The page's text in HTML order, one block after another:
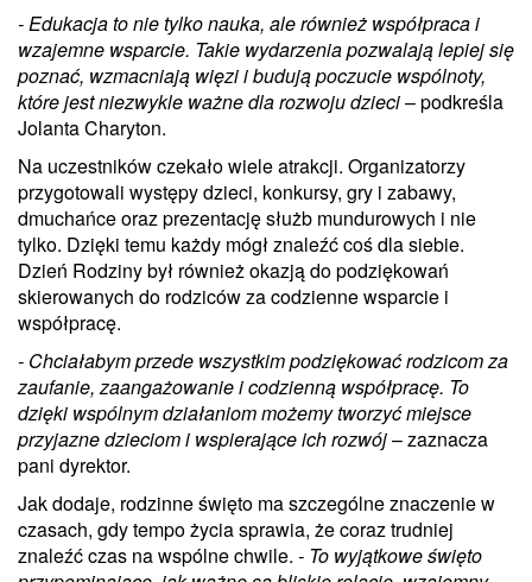
- Edukacja to nie tylko nauka, ale również współpraca i
wzajemne wsparcie. Takie wydarzenia pozwalają lepiej się
poznać, wzmacniają więzi i budują poczucie wspólnoty,
które jest niezwykle ważne dla rozwoju dzieci– podkreśla
Jolanta Charyton.
Na uczestników czekało wiele atrakcji. Organizatorzy
przygotowali występy dzieci, konkursy, gry i zabawy,
dmuchańce oraz prezentację służb mundurowych i nie
tylko. Dzięki temu każdy mógł znaleźć coś dla siebie.
Dzień Rodziny był również okazją do podziękowań
skierowanych do rodziców za codzienne wsparcie i
współpracę.
- Chciałabym przede wszystkim podziękować rodzicom za
zaufanie, zaangażowanie i codzienną współpracę. To
dzięki wspólnym działaniom możemy tworzyć miejsce
przyjazne dzieciom i wspierające ich rozwój– zaznacza
pani dyrektor.
Jak dodaje, rodzinne święto ma szczególne znaczenie w
czasach, gdy tempo życia sprawia, że coraz trudniej
znaleźć czas na wspólne chwile. - To wyjątkowe święto